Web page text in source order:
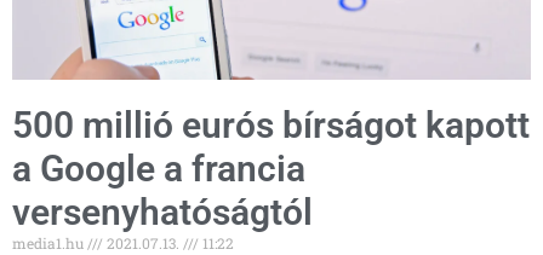
500 millió eurós bírságot kapott
a Google a francia
versenyhatóságtól
media1.hu 2021.07.13. 11:22